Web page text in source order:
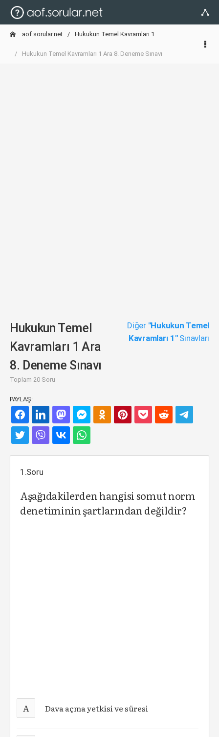
aof.sorular.net Hukukun Temel Kavramları 1
Hukukun Temel Kavramları 1 Ara 8. Deneme Sınavı
Hukukun Temel
Kavramları 1 Ara
8. Deneme Sınavı
Toplam 20 Soru
Diğer "Hukukun Temel
Kavramları 1"Sınavları
PAYLAŞ:
1.Soru
Aşağıdakilerden hangisi somut norm
denetiminin şartlarından değildir?
A Dava açma yetkisi ve süresi